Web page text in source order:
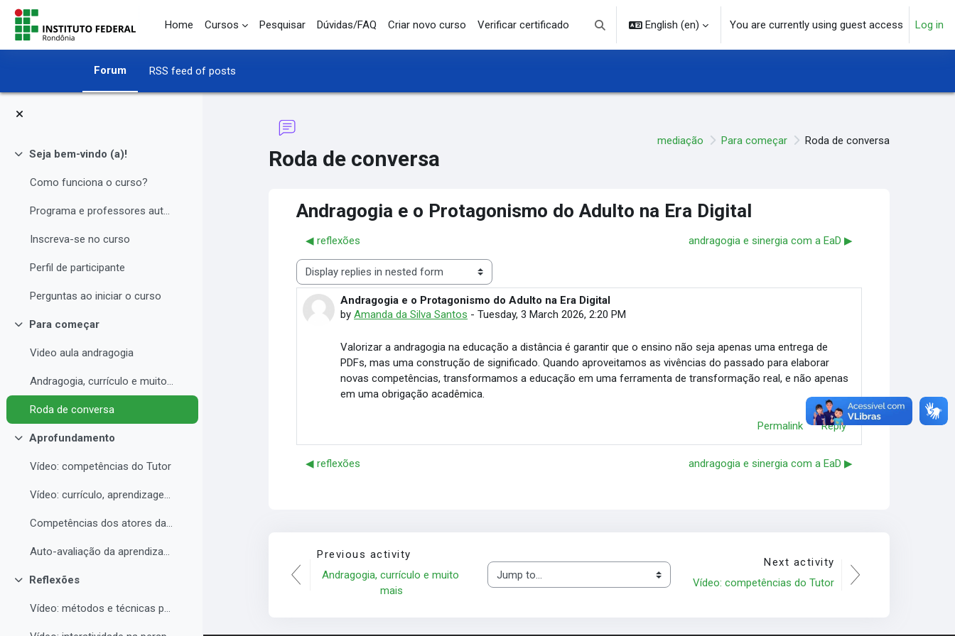
Skip to main content
Home
Cursos Pesquisar Dúvidas/FAQ Criar novo curso Verificar certificado
Toggle search input
English ‎(en)‎ You are currently using guest access Log in
Forum RSS feed of posts
Collapse
Seja bem-vindo (a)!
Como funciona o curso?
Programa e professores autores
Inscreva-se no curso
Perfil de participante
Perguntas ao iniciar o curso
Collapse
Para começar
Video aula andragogia
Andragogia, currículo e muito mais
Roda de conversa
Collapse
Aprofundamento
Vídeo: competências do Tutor
Vídeo: currículo, aprendizagem e docência para EAD
Competências dos atores da educação a distância professor, tutor e aluno
Auto-avaliação da aprendizagem
Collapse
Reflexões
Vídeo: métodos e técnicas para EAD
Roda de conversa
mediação Para começar Roda de conversa
Andragogia e o Protagonismo do Adulto na Era Digital
◀︎ reflexões andragogia e sinergia com a EaD ▶︎
Display mode
Andragogia e o Protagonismo do Adulto na Era Digital
byAmanda da Silva Santos -Tuesday, 3 March 2026, 2:20 PM
Number of replies: 0
Valorizar a andragogia na educação a distância é garantir que o ensino não seja apenas uma entrega de
PDFs, mas uma construção de significado. Quando aproveitamos as vivências do passado para elaborar
novas competências, transformamos a educação em uma ferramenta de transformação real, e não apenas
em uma obrigação acadêmica.
Permalink Reply
◀︎ reflexões andragogia e sinergia com a EaD ▶︎
Previous activity
Andragogia, currículo e muito
mais
Jump to...
Next activity
Vídeo: competências do Tutor